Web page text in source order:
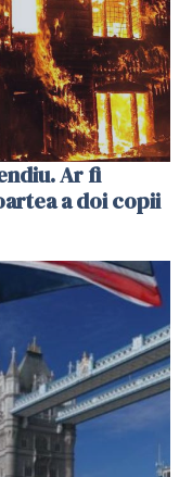
Ar fi
a doi copii